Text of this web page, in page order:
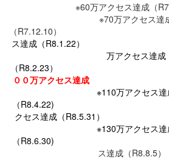
※60万アクセス達成（
※70万アクセス達
（
ス達成（
万アクセス達成
（
００万アク
※110万アクセス
（R8.4.22)
クセス達成（
※130万アクセス
（
ス達成（R8.8.5）